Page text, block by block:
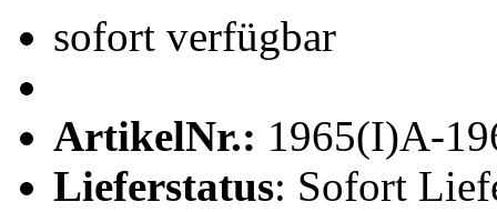
sofort verfügbar
ArtikelNr.: 1965(I)A-
Lieferstatus: Sofort